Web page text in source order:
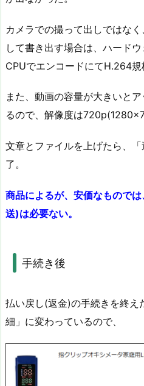
カメラでの撮って出しではな
して書き出す場合は、ハードウ
CPUでエンコードにてH.264規
また、動画の容量が大きいと
るので、解像度は
文章とファイルを上げたら、
了。
商品によるが、安価なもので
送)は必要ない。
手続き後
払い戻し(返金)の手続きを終え
細」に変わっているので、